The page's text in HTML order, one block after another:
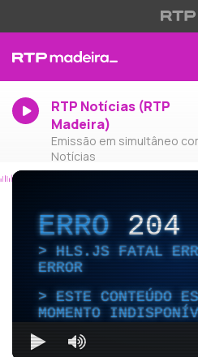
RTP Notícias (RTP
Madeira)
Emissão em simultâneo
Notícias
ERRO204
HLS.JS FATAL
ERROR
ESTE CONTEÚDO
MOMENTO